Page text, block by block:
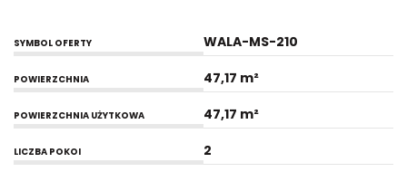
SYMBOL OFERTY WALA-MS-210
POWIERZCHNIA 47,17 m²
POWIERZCHNIA UŻYTKOWA 47,17 m²
LICZBA POKOI 2